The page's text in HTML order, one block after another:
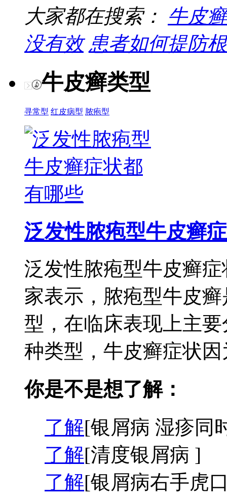
大家都在搜索： 牛皮
没有效 患者如何提防
牛皮癣类型
寻常型 红皮病型 脓疱型
泛发性脓疱型牛皮癣症
泛发性脓疱型牛皮癣
家表示，脓疱型牛皮
型，在临床表现上主
种类型，牛皮癣症状
你是不是想了解：
了解[银屑病 湿疹同
了解[清度银屑病 ]
了解[银屑病右手虎